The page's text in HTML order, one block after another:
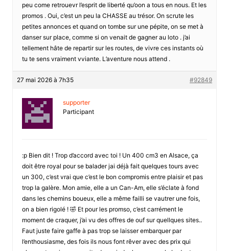
peu come retrouevr l’esprit de liberté qu’oon a tous en nous. Et les
promos . Oui, c’est un peu la CHASSE au trésor. On scrute les
petites annonces et quand on tombe sur une pépite, on se met à
danser sur place, comme si on venait de gagner au loto . j’ai
tellement hâte de repartir sur les routes, de vivre ces instants où
tu te sens vraiment vviante. L’aventure nous attend .
27 mai 2026 à 7h35 #92849
supporter
Participant
:p Bien dit ! Trop d’accord avec toi ! Un 400 cm3 en Alsace, ça
doit être royal pour se balader jai déjà fait quelques tours avec
un 300, c’est vrai que c’est le bon compromis entre plaisir et pas
trop la galère. Mon amie, elle a un Can-Am, elle s’éclate à fond
dans les chemins boueux, elle a même failli se vautrer une fois,
on a bien rigolé ! 🤣 Et pour les promso, c’est carrément le
moment de craquer, j’ai vu des offres de ouf sur quellques sites..
Faut juste faire gaffe à pas trop se laisser embarquer par
l’enthousiasme, des fois ils nous font rêver avec des prix qui